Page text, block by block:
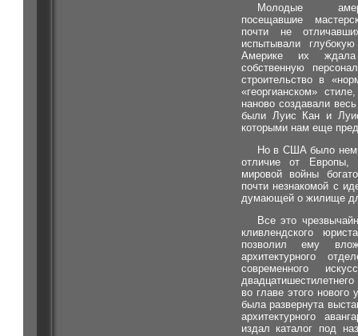
Молодые
посещавшие
почти не
испытывали
Америке их
собственную
строительство в
«георгианском»
наново создавали
были Луис Кан и
которыми нам еще
Но в США было
отличие от
мировой войны
почти незнакомой с
думающей о жилище
Все это
кливлендского
позволил ему
архитектурного
современного
во главе этого
была развернута
архитектурного
издал каталог под